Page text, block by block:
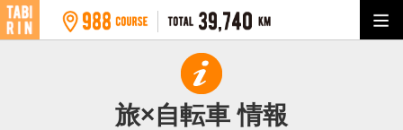
旅×自転車 情報